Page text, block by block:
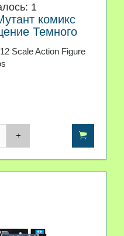
1
комикс
Темного
Scale Action Figure